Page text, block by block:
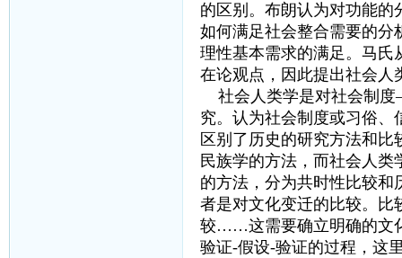
的区别。布朗认为对功能的
如何满足社会整合需要的分
理性基本需求的满足。马氏
在论观点，因此提出社会人
社会人类学是对社会制度
究。认为社会制度或习俗、
区别了历史的研究方法和
民族学的方法，而社会人
的方法，分为共时性比较和
者是对文化变迁的比较。比
较……这需要确立明确的文
验证-假设-验证的过程，这